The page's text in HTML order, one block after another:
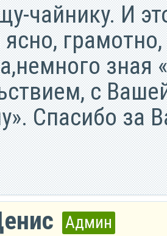
чайнику. И
ясно,
зная
с
Спасибо за
Админ